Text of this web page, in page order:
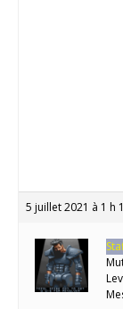
5 juillet 2021 à 1 h